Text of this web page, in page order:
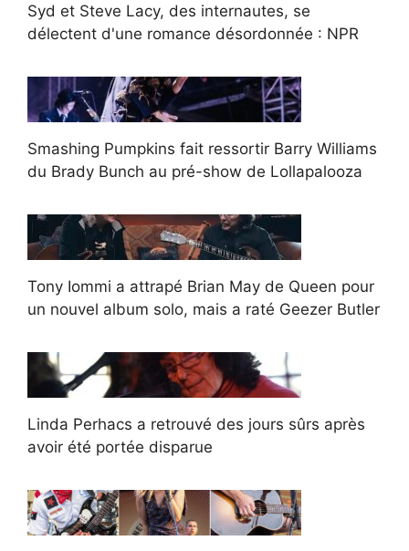
Syd et Steve Lacy, des internautes, se
délectent d'une romance désordonnée : NPR
Smashing Pumpkins fait ressortir Barry Williams
du Brady Bunch au pré-show de Lollapalooza
Tony Iommi a attrapé Brian May de Queen pour
un nouvel album solo, mais a raté Geezer Butler
Linda Perhacs a retrouvé des jours sûrs après
avoir été portée disparue